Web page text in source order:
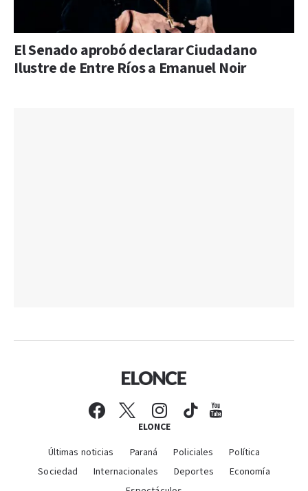
El Senado aprobó declarar Ciudadano
Ilustre de Entre Ríos a Emanuel Noir
ELONCE
Últimas noticias Paraná Policiales
Política
Sociedad
Internacionales Deportes
Economía